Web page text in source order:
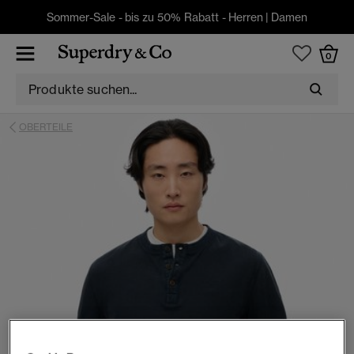
Sommer-Sale - bis zu 50% Rabatt - Herren | Damen
0
OBERTEILE